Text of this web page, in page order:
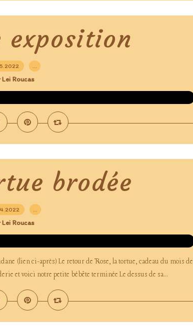
exposition
…
Lei Roucas
brodée
…
Lei Roucas
(lien ci-après) Le retour de Rose, la tortue, cadeau du mois de
et voici notre petite bébête terminée Le dessus de sa...